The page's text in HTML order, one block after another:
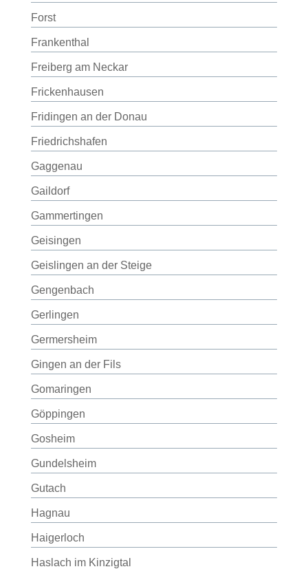
Forst
Frankenthal
Freiberg am Neckar
Frickenhausen
Fridingen an der Donau
Friedrichshafen
Gaggenau
Gaildorf
Gammertingen
Geisingen
Geislingen an der Steige
Gengenbach
Gerlingen
Germersheim
Gingen an der Fils
Gomaringen
Göppingen
Gosheim
Gundelsheim
Gutach
Hagnau
Haigerloch
Haslach im Kinzigtal